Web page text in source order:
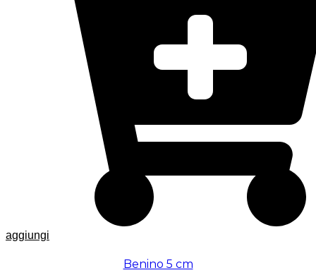
aggiungi
Benino 5 cm